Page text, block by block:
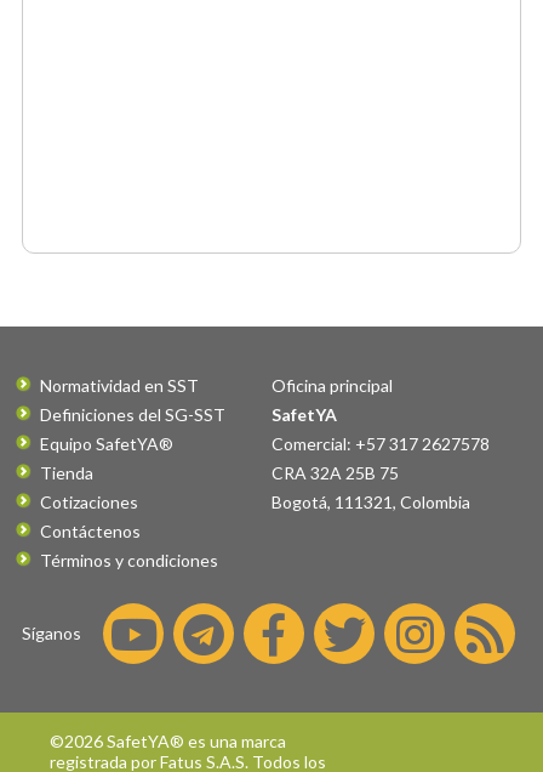
Normatividad en SST
Definiciones del SG-SST
Equipo SafetYA®
Tienda
Cotizaciones
Contáctenos
Términos y condiciones
Oficina principal
SafetYA
Comercial: +57 317 2627578
CRA 32A 25B 75
Bogotá, 111321, Colombia
Síganos
©2026 SafetYA® es una marca
registrada porFatus S.A.S. Todos los